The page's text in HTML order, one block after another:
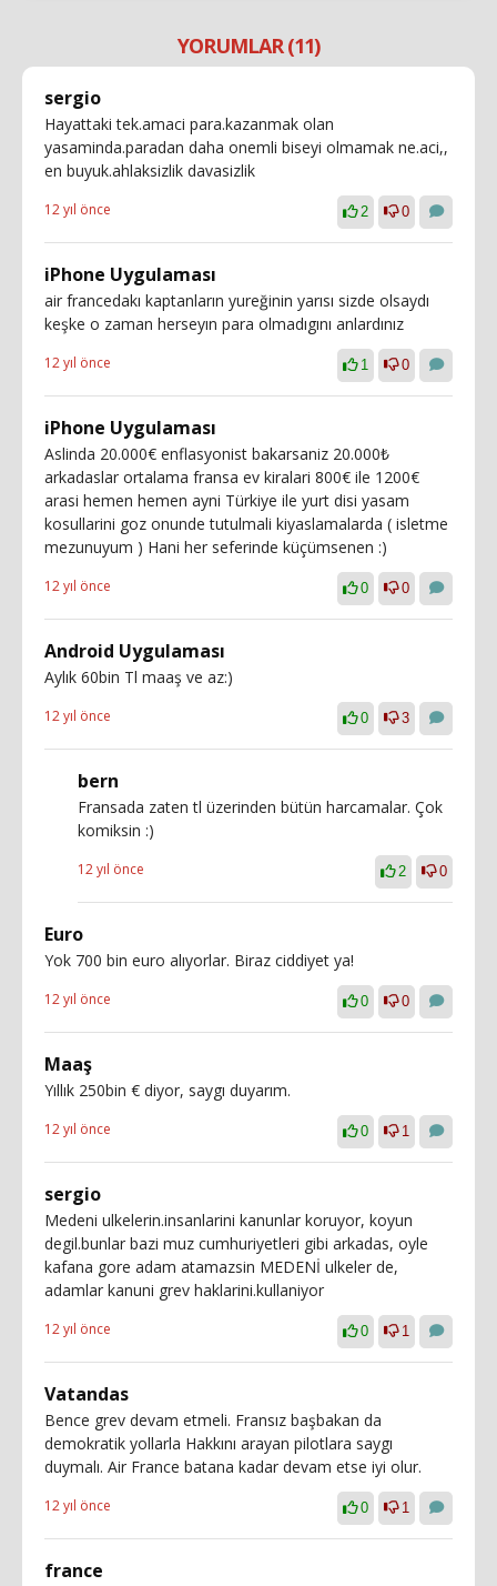
YORUMLAR (11)
sergio
Hayattaki tek.amaci para.kazanmak olan
yasaminda.paradan daha onemli biseyi olmamak ne.aci,,
en buyuk.ahlaksizlik davasizlik
12 yıl önce 2 0
iPhone Uygulaması
air francedakı kaptanların yureğinin yarısı sizde olsaydı
keşke o zaman herseyın para olmadıgını anlardınız
12 yıl önce 1 0
iPhone Uygulaması
Aslinda 20.000€ enflasyonist bakarsaniz 20.000₺
arkadaslar ortalama fransa ev kiralari 800€ ile 1200€
arasi hemen hemen ayni Türkiye ile yurt disi yasam
kosullarini goz onunde tutulmali kiyaslamalarda ( isletme
mezunuyum ) Hani her seferinde küçümsenen :)
12 yıl önce 0 0
Android Uygulaması
Aylık 60bin Tl maaş ve az:)
12 yıl önce 0 3
bern
Fransada zaten tl üzerinden bütün harcamalar. Çok
komiksin :)
12 yıl önce 2 0
Euro
Yok 700 bin euro alıyorlar. Biraz ciddiyet ya!
12 yıl önce 0 0
Maaş
Yıllık 250bin € diyor, saygı duyarım.
12 yıl önce 0 1
sergio
Medeni ulkelerin.insanlarini kanunlar koruyor, koyun
degil.bunlar bazi muz cumhuriyetleri gibi arkadas, oyle
kafana gore adam atamazsin MEDENİ ulkeler de,
adamlar kanuni grev haklarini.kullaniyor
12 yıl önce 0 1
Vatandas
Bence grev devam etmeli. Fransız başbakan da
demokratik yollarla Hakkını arayan pilotlara saygı
duymalı. Air France batana kadar devam etse iyi olur.
12 yıl önce 0 1
france